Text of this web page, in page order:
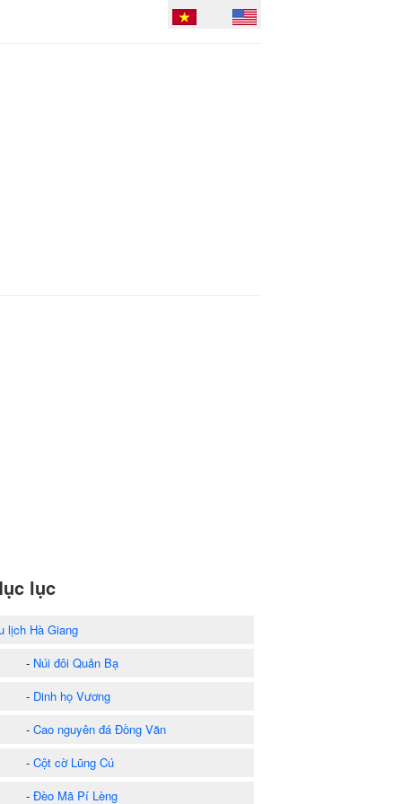
lục
lịch Hà Giang
Núi đôi Quản Bạ
Dinh họ Vương
Cao nguyên đá Đồng Văn
Cột cờ Lũng Cú
Đèo Mã Pí Lèng